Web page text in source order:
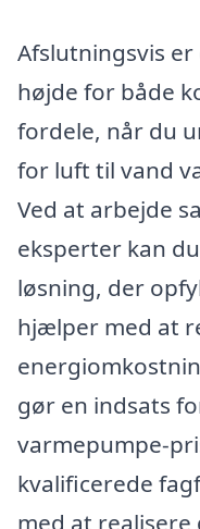
Afslutningsvis
højde for både
fordele, når du
for luft til vand
Ved at arbejde
eksperter kan
løsning, der
hjælper med at
gør en indsats
varmepumpe-
kvalificerede
med at